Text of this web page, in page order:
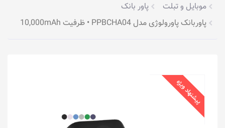
موبایل و تبلت
پاور بانک
پاوربانک پاورولوژی مدل PPBCHA04 • ظرفیت 10,000mAh
پیشنهاد ویژه